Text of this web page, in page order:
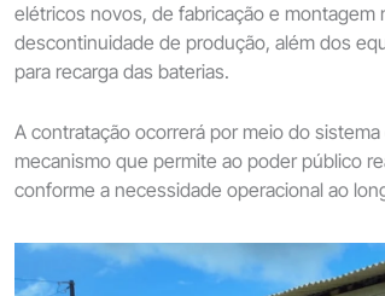
elétricos novos, de fabricação e montagem
descontinuidade de produção, além dos
para recarga das baterias.
A contratação ocorrerá por meio do
mecanismo que permite ao poder público
conforme a necessidade operacional ao